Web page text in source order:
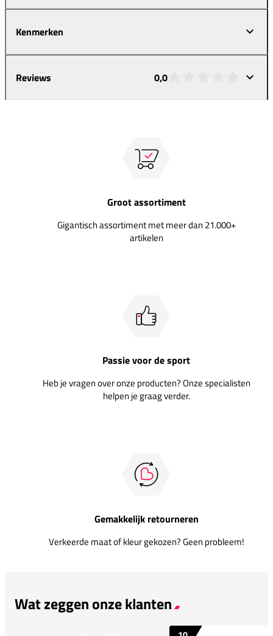
Kenmerken
Reviews 0,0
Groot assortiment
Gigantisch assortiment met meer dan 21.000+
artikelen
Passie voor de sport
Heb je vragen over onze producten? Onze specialisten
helpen je graag verder.
Gemakkelijk retourneren
Verkeerde maat of kleur gekozen? Geen probleem!
Wat zeggen onze klanten